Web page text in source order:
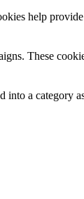
help
These
into a category